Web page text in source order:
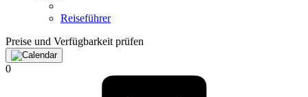
Reiseführer
Preise und Verfügbarkeit prüfen
0